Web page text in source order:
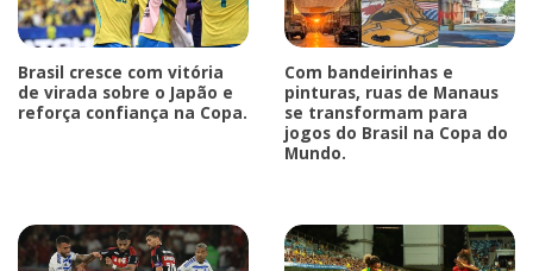
Brasil cresce com vitória
de virada sobre o Japão e
reforça confiança na Copa.
Com bandeirinhas e
pinturas, ruas de Manaus
se transformam para
jogos do Brasil na Copa do
Mundo.